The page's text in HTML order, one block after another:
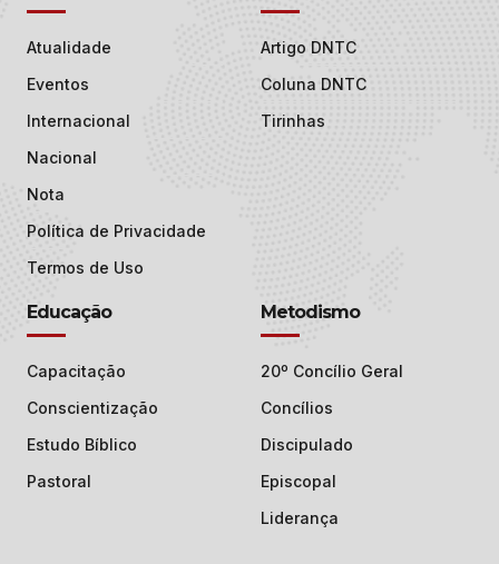
Atualidade
Eventos
Internacional
Nacional
Nota
Política de Privacidade
Termos de Uso
Artigo DNTC
Coluna DNTC
Tirinhas
Educação
Capacitação
Conscientização
Estudo Bíblico
Pastoral
Metodismo
20º Concílio Geral
Concílios
Discipulado
Episcopal
Liderança